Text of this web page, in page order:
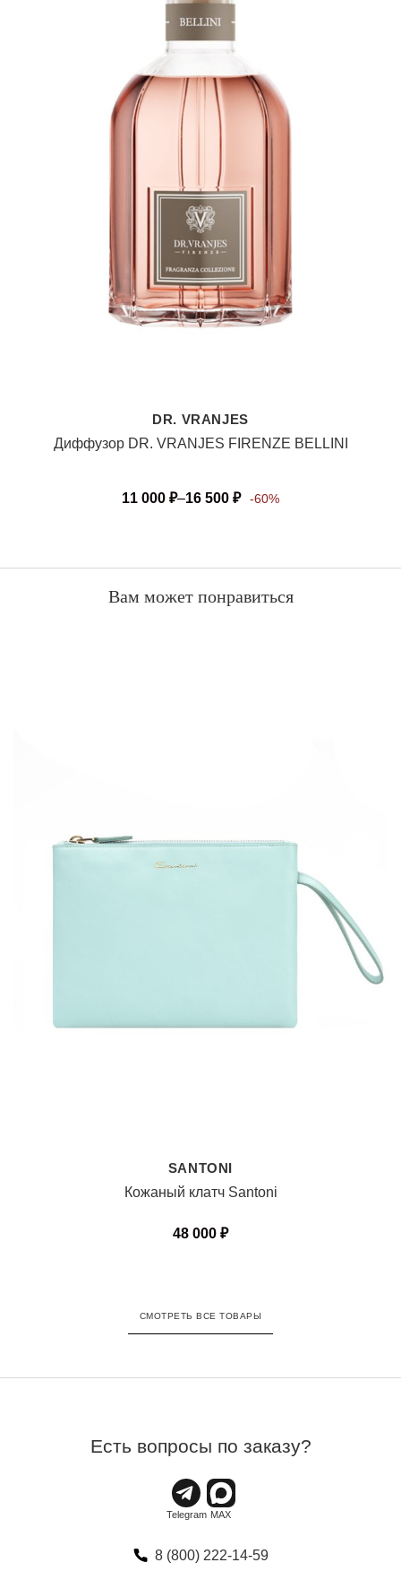
DR. VRANJES
Диффузор DR. VRANJES FIRENZE BELLINI
11 000 ₽–16 500 ₽ -60%
Вам может понравиться
SANTONI
Кожаный клатч Santoni
48 000 ₽
СМОТРЕТЬ ВСЕ ТОВАРЫ
Есть вопросы по заказу?
8 (800) 222-14-59